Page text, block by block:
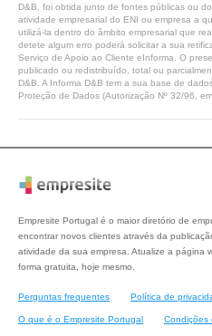
D&B, foi obtida junto de fontes públicas ou
atividade empresarial do ENI ou empresa a
utilizá-la dentro do âmbito empresarial que
detete algum erro poderá solicitar a sua
Serviço de Apoio ao Cliente eInforma. O
publicado ou redistribuído, total ou
D&B. A Informa D&B tem a sua base de
Proteção de Dados (Autorização Nº 32/96,
Empresite Portugal é o maior diretório de
encontrar novos clientes através da
atividade da sua empresa. Atualize a página
forma gratuita, hoje mesmo.
Perguntas frequentes Política de
O que é o Empresite Portugal Condições